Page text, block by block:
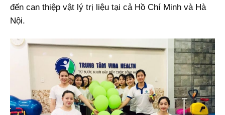
đến can thiệp vật lý trị liệu tại cả Hồ Chí Minh và Hà
Nội.